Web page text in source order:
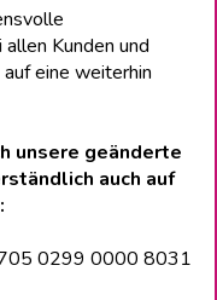
Kunden und
eine weiterhin
unsere geänderte
auch auf
0299 0000 8031